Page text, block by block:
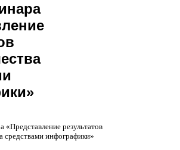
«Представление результатов
средствами инфографики»